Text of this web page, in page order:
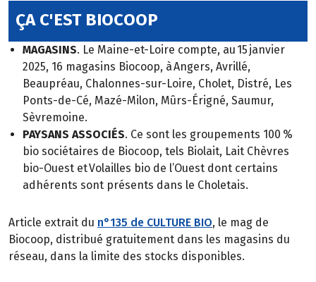
ÇA C'EST BIOCOOP
MAGASINS. Le Maine-et-Loire compte, au 15 janvier
2025, 16 magasins Biocoop, à Angers, Avrillé,
Beaupréau, Chalonnes-sur-Loire, Cholet, Distré, Les
Ponts-de-Cé, Mazé-Milon, Mûrs-Érigné, Saumur,
Sèvremoine.
PAYSANS ASSOCIÉS. Ce sont les groupements 100 %
bio sociétaires de Biocoop, tels Biolait, Lait Chèvres
bio-Ouest et Volailles bio de l’Ouest dont certains
adhérents sont présents dans le Choletais.
Article extrait du n°135 de CULTURE BIO, le mag de
Biocoop, distribué gratuitement dans les magasins du
réseau, dans la limite des stocks disponibles.